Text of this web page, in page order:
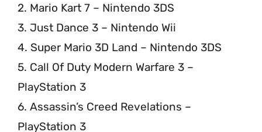
2. Mario Kart 7 – Nintendo 3DS
3. Just Dance 3 – Nintendo Wii
4. Super Mario 3D Land – Nintendo 3DS
5. Call Of Duty Modern Warfare 3 –
PlayStation 3
6. Assassin’s Creed Revelations –
PlayStation 3